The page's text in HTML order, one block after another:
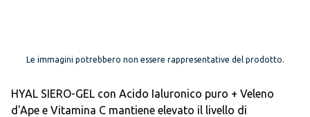
Le immagini potrebbero non essere rappresentative del prodotto.
HYAL SIERO-GEL con Acido Ialuronico puro + Veleno
d'Ape e Vitamina C mantiene elevato il livello di